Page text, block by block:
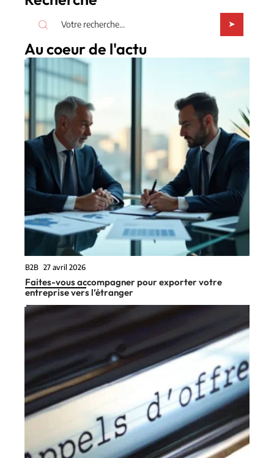
Au coeur de l'actu
B2B 27 avril 2026
Faites-vous accompagner pour exporter votre
entreprise vers l’étranger